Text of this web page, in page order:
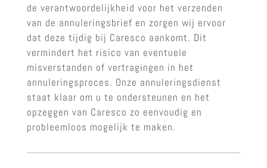
de verantwoordelijkheid voor het verzenden
van de annuleringsbrief en zorgen wij ervoor
dat deze tijdig bij Caresco aankomt. Dit
vermindert het risico van eventuele
misverstanden of vertragingen in het
annuleringsproces. Onze annuleringsdienst
staat klaar om u te ondersteunen en het
opzeggen van Caresco zo eenvoudig en
probleemloos mogelijk te maken.